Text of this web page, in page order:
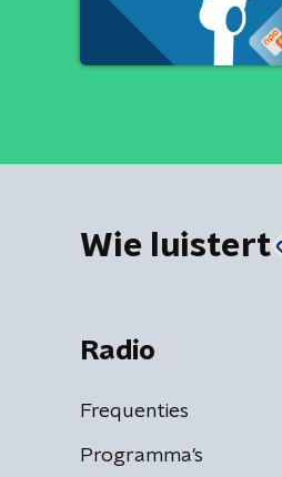
Wie luistert
Radio
Frequenties
Programma's